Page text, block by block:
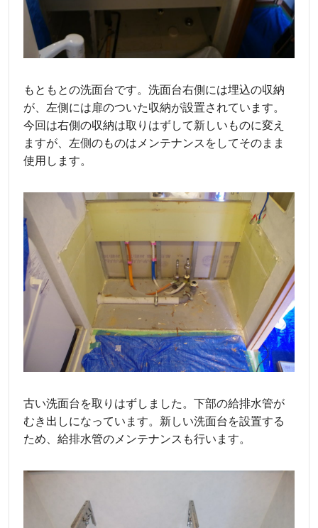
もともとの洗面台です。洗面台右側には埋込の収納
が、左側には扉のついた収納が設置されています。
今回は右側の収納は取りはずして新しいものに変え
ますが、左側のものはメンテナンスをしてそのまま
使用します。
古い洗面台を取りはずしました。下部の給排水管が
むき出しになっています。新しい洗面台を設置する
ため、給排水管のメンテナンスも行います。